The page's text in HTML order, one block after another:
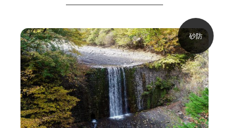
砂防